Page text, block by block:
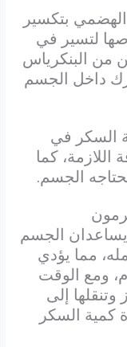
بتكسير
لتسير في
من البنكرياس
داخل الجسم
السكر في
اللازمة، كما
الجسم.
يساعدان الجسم
مما يؤدي
ومع الوقت
إلى
كمية السكر